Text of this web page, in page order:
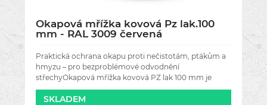
Okapová mřížka kovová Pz lak.100
mm - RAL 3009 červená
Praktická ochrana okapu proti nečistotám, ptákům a
hmyzu – pro bezproblémové odvodnění
střechyOkapová mřížka kovová PZ lak 100 mm je
nezbytné doplňkové vybavení každého
SKLADEM